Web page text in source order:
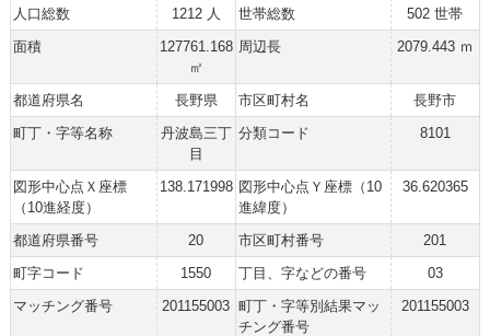
人口総数
1212 人 世帯総数
502 世帯
面積
127761.168
㎡
周辺長 2079.443 ｍ
都道府県名 長野県 市区町村名
長野市
町丁・字等名称
丹波島三丁
目
分類コード 8101
図形中心点Ｘ座標
（10進経度）
138.171998 図形中心点Ｙ座標（10
進緯度）
36.620365
都道府県番号 20 市区町村番号
201
町字コード
1550 丁目、字などの番号
03
マッチング番号
201155003 町丁・字等別結果マッ
チング番号
201155003